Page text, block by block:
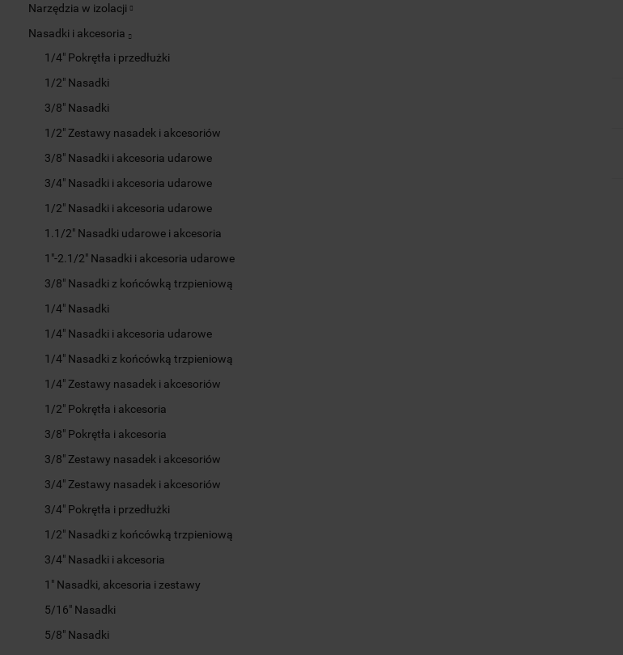
Narzędzia w izolacji
Nasadki i akcesoria
1/4" Pokrętła i przedłużki
1/2" Nasadki
3/8" Nasadki
1/2" Zestawy nasadek i akcesoriów
3/8" Nasadki i akcesoria udarowe
3/4" Nasadki i akcesoria udarowe
1/2" Nasadki i akcesoria udarowe
1.1/2" Nasadki udarowe i akcesoria
1"-2.1/2" Nasadki i akcesoria udarowe
3/8" Nasadki z końcówką trzpieniową
1/4" Nasadki
1/4" Nasadki i akcesoria udarowe
1/4" Nasadki z końcówką trzpieniową
1/4" Zestawy nasadek i akcesoriów
1/2" Pokrętła i akcesoria
3/8" Pokrętła i akcesoria
3/8" Zestawy nasadek i akcesoriów
3/4" Zestawy nasadek i akcesoriów
3/4" Pokrętła i przedłużki
1/2" Nasadki z końcówką trzpieniową
3/4" Nasadki i akcesoria
1" Nasadki, akcesoria i zestawy
5/16" Nasadki
5/8" Nasadki